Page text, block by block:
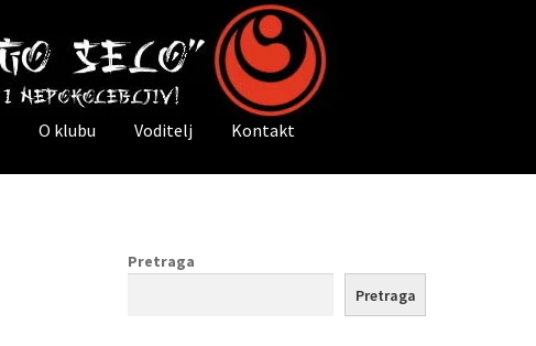
O klubu Voditelj Kontakt
Pretraga
Pretraga